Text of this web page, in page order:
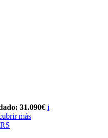
31.090€ i
más